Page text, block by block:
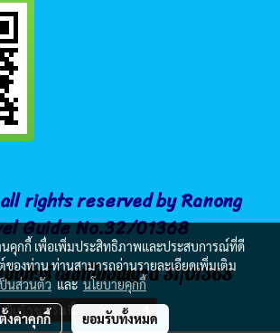
rights reserved by Ranong
Guide No.32/01368
นทัวร์ เลขที่ใบอนุญาต 31/01368
ผู้เข้าชมวันนี้ 1
นคุกกี้ เพื่อเพิ่มประสิทธิภาพและประสบการณ์ที่ดี
ของท่าน ท่านสามารถอ่านรายละเอียดเพิ่มเติม
นส่วนตัว และนโยบายคุกกี้
งค่าคุกกี้ ยอมรับทั้งหมด